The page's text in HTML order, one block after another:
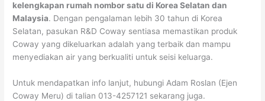
kelengkapan rumah nombor satu di Korea Selatan dan
Malaysia. Dengan pengalaman lebih 30 tahun di Korea
Selatan, pasukan R&D Coway sentiasa memastikan produk
Coway yang dikeluarkan adalah yang terbaik dan mampu
menyediakan air yang berkualiti untuk seisi keluarga.
Untuk mendapatkan info lanjut, hubungi Adam Roslan (Ejen
Coway Meru) di talian 013-4257121 sekarang juga.